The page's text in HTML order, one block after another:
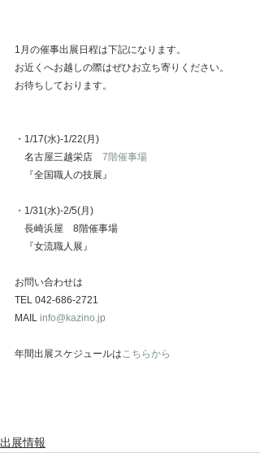
1月の催事出展日程は下記になります。
お近くへお越しの際はぜひお立ち寄りください。
お待ちしております。
・1/17(水)-1/22(月)
名古屋三越栄店 7階催事場
『全国職人の技展』
・1/31(水)-2/5(月)
長崎浜屋　8階催事場
『女流職人展』
お問い合わせは
TEL 042-686-2721
MAIL info@kazino.jp
年間出展スケジュールは こちらから
出展情報